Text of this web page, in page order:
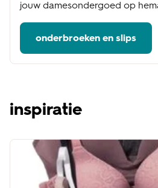
jouw damesondergoed op
onderbroeken en slips
inspiratie